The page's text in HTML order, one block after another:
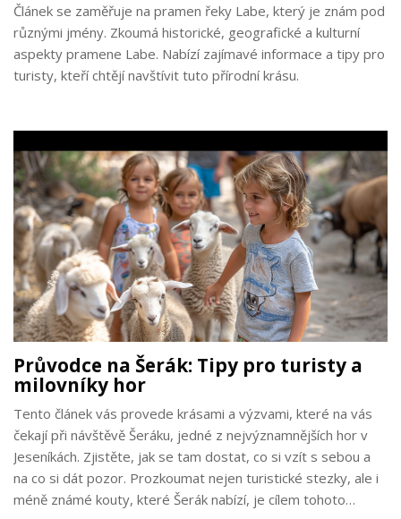
Článek se zaměřuje na pramen řeky Labe, který je znám pod
různými jmény. Zkoumá historické, geografické a kulturní
aspekty pramene Labe. Nabízí zajímavé informace a tipy pro
turisty, kteří chtějí navštívit tuto přírodní krásu.
Průvodce na Šerák: Tipy pro turisty a
milovníky hor
Tento článek vás provede krásami a výzvami, které na vás
čekají při návštěvě Šeráku, jedné z nejvýznamnějších hor v
Jeseníkách. Zjistěte, jak se tam dostat, co si vzít s sebou a
na co si dát pozor. Prozkoumat nejen turistické stezky, ale i
méně známé kouty, které Šerák nabízí, je cílem tohoto